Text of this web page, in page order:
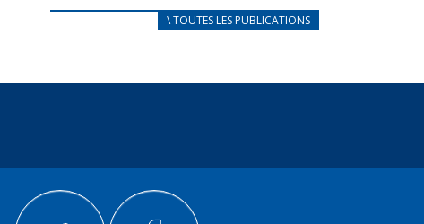
au coeur de
nos actions
en France,...
FEUILLETER
\ TOUTES LES PUBLICATIONS